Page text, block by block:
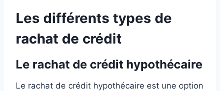
Les différents types de
rachat de crédit
Le rachat de crédit hypothécaire
Le rachat de crédit hypothécaire est une option